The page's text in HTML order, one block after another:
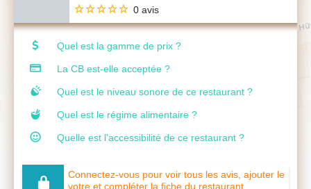
0 avis
Quel est la gamme de prix ?
La CB est-elle acceptée ?
Quel est le niveau sonore de ce restaurant ?
Quel est le régime alimentaire ?
Quelle est l'accessibilité de ce restaurant ?
Connectez-vous pour voir tous les avis, ajouter le
votre et compléter la fiche du restaurant